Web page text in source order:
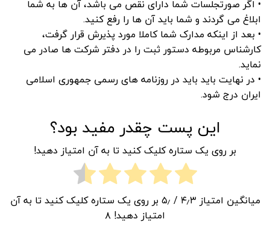
• اگر صورتجلسات شما دارای نقص می باشد، آن ها به شما
ابلاغ می گردند و شما باید آن ها را رفع کنید.
• بعد از اینکه مدارک شما کاملا مورد پذیرش قرار گرفت،
کارشناس مربوطه دستور ثبت را در دفتر شرکت ها صادر می
نماید.
• در نهایت باید باید در روزنامه های رسمی جمهوری اسلامی
ایران درج شود.
این پست چقدر مفید بود؟
بر روی یک ستاره کلیک کنید تا به آن امتیاز دهید!
میانگین امتیاز ۴٫۳
/ ۵٫ بر روی یک ستاره کلیک کنید تا به آن
امتیاز دهید! ۸